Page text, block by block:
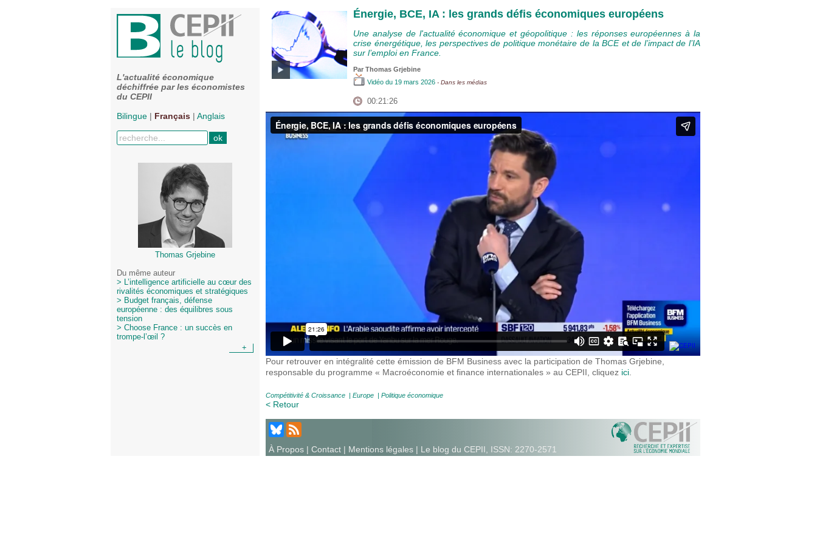
L'actualité économique
déchiffrée par les économistes
du CEPII
Bilingue | Français | Anglais
Thomas Grjebine
Du même auteur
> L’intelligence artificielle au cœur des
rivalités économiques et stratégiques
> Budget français, défense
européenne : des équilibres sous
tension
> Choose France : un succès en
trompe-l’œil ?
+
Énergie, BCE, IA : les grands défis économiques européens
Une analyse de l'actualité économique et géopolitique : les réponses européennes à la
crise énergétique, les perspectives de politique monétaire de la BCE et de l’impact de l’IA
sur l’emploi en France.
Par Thomas Grjebine
Vidéo du 19 mars 2026 - Dans les médias
00:21:26
Pour retrouver en intégralité cette émission de BFM Business avec la participation de Thomas Grjebine,
responsable du programme « Macroéconomie et finance internationales » au CEPII, cliquez ici.
Compétitivité & Croissance Europe Politique économique
< Retour
À Propos | Contact | Mentions légales | Le blog du CEPII, ISSN: 2270-2571